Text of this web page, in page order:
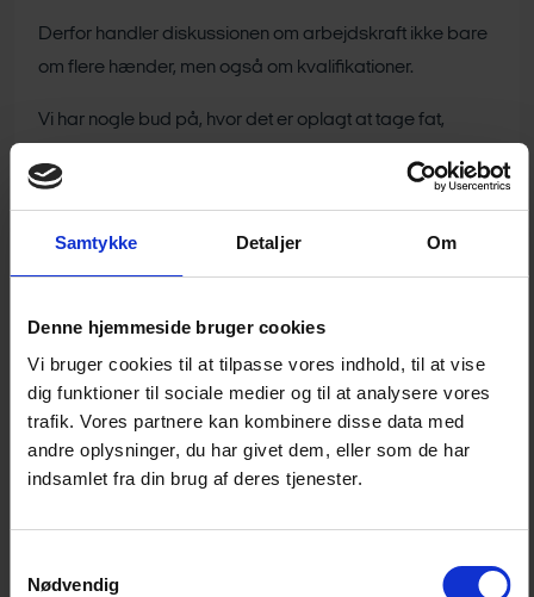
Samtykke Detaljer Om
Denne hjemmeside bruger cookies
Vi bruger cookies til at tilpasse vores indhold, til at vise
dig funktioner til sociale medier og til at analysere vores
trafik. Vores partnere kan kombinere disse data med
andre oplysninger, du har givet dem, eller som de har
indsamlet fra din brug af deres tjenester.
Nødvendig
Derfor handler diskussionen om arbejdskraft ikke bare
om flere hænder, men også om kvalifikationer.
Vi har nogle bud på, hvor det er oplagt at tage fat,
international arbejdskraft, tidlig tilbagetrækning og
Uddannelse og forskning
Vi bliver som samfund nødt til fortsat at investere mere i
uddannelse og forskning.
Det er ikke et nulsumsspil. Tværtimod. Vi anerkender
behovet for, at der uddannes flere på
velfærdsuddannelserne. Men Danmarks økonomiske
finansiering. Derfor er det mindst lige så vigtigt at sikre,